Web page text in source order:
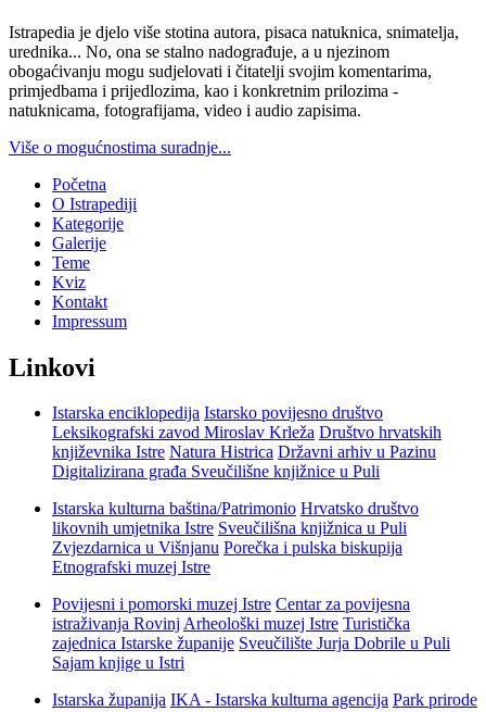
Istrapedia je djelo više stotina autora, pisaca natuknica, snimatelja,
urednika... No, ona se stalno nadograđuje, a u njezinom
obogaćivanju mogu sudjelovati i čitatelji svojim komentarima,
primjedbama i prijedlozima, kao i konkretnim prilozima -
natuknicama, fotografijama, video i audio zapisima.
Više o mogućnostima suradnje...
Početna
O Istrapediji
Kategorije
Galerije
Teme
Kviz
Kontakt
Impressum
Linkovi
Istarska enciklopedija Istarsko povijesno društvo
Leksikografski zavod Miroslav Krleža Društvo hrvatskih
književnika Istre Natura Histrica Državni arhiv u Pazinu
Digitalizirana građa Sveučilišne knjižnice u Puli
Istarska kulturna baština/Patrimonio Hrvatsko društvo
likovnih umjetnika Istre Sveučilišna knjižnica u Puli
Zvjezdarnica u Višnjanu Porečka i pulska biskupija
Etnografski muzej Istre
Povijesni i pomorski muzej Istre Centar za povijesna
istraživanja Rovinj Arheološki muzej Istre Turistička
zajednica Istarske županije Sveučilište Jurja Dobrile u Puli
Sajam knjige u Istri
Istarska županija IKA - Istarska kulturna agencija Park prirode